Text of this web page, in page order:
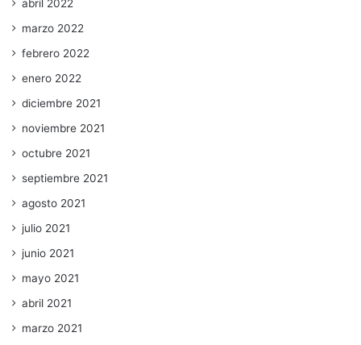
abril 2022
marzo 2022
febrero 2022
enero 2022
diciembre 2021
noviembre 2021
octubre 2021
septiembre 2021
agosto 2021
julio 2021
junio 2021
mayo 2021
abril 2021
marzo 2021